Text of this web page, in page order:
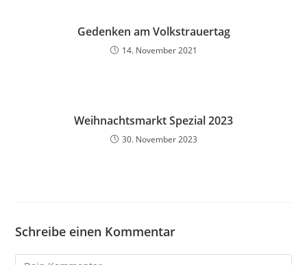
Gedenken am Volkstrauertag
14. November 2021
Weihnachtsmarkt Spezial 2023
30. November 2023
Schreibe einen Kommentar